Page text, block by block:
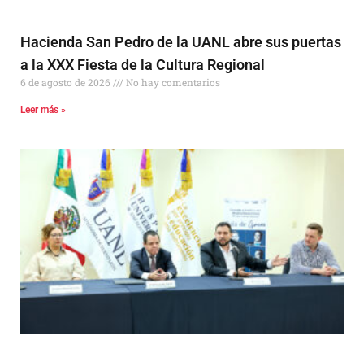
Hacienda San Pedro de la UANL abre sus puertas
a la XXX Fiesta de la Cultura Regional
6 de agosto de 2026 No hay comentarios
Leer más »